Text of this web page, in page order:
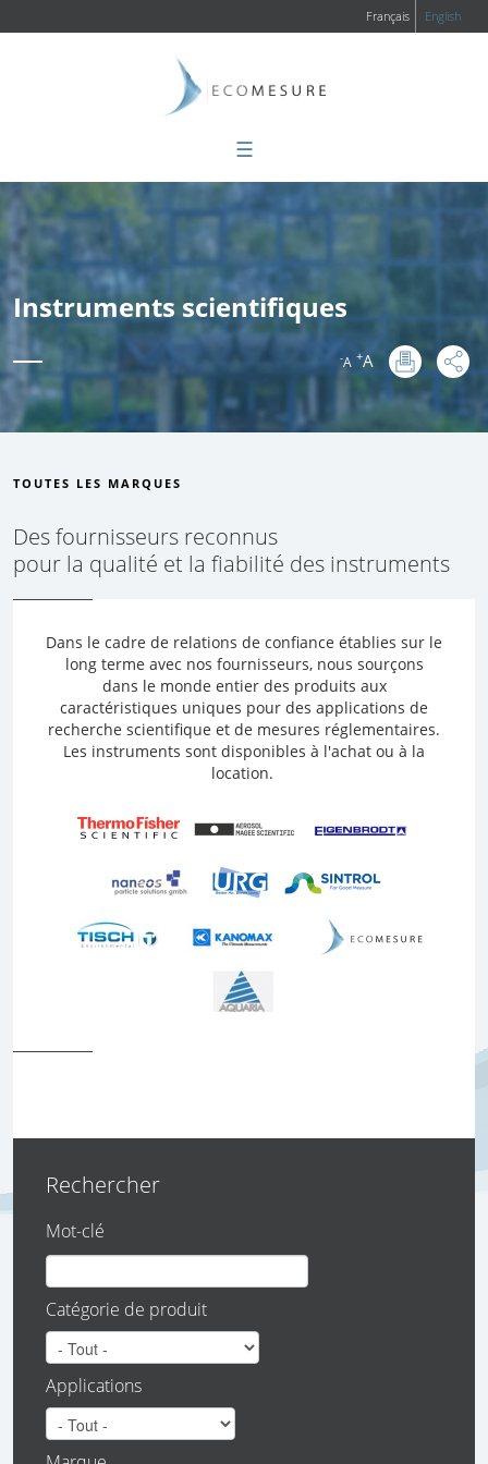
Français English
☰
Instruments scientifiques
-A +A
:
TOUTES LES MARQUES
Des fournisseurs reconnus
pour la qualité et la fiabilité des instruments
Dans le cadre de relations de confiance établies sur le
long terme avec nos fournisseurs, nous sourçons
dans le monde entier des produits aux
caractéristiques uniques pour des applications de
recherche scientifique et de mesures réglementaires.
Les instruments sont disponibles à l'achat ou à la
location.
Rechercher
Mot-clé
Catégorie de produit
Applications